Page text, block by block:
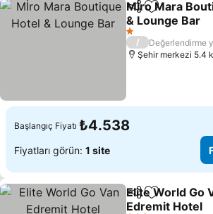
Paylaş
Mİro Mara
& Lounge Bar
1 Yıldız
/
Değerlendirme
Şehir merkezi 5.4
Başlangıç Fiyatı ₺4.538
Fiyatları görün: 1 site
Paylaş
Elite World Go
Edremit Hotel